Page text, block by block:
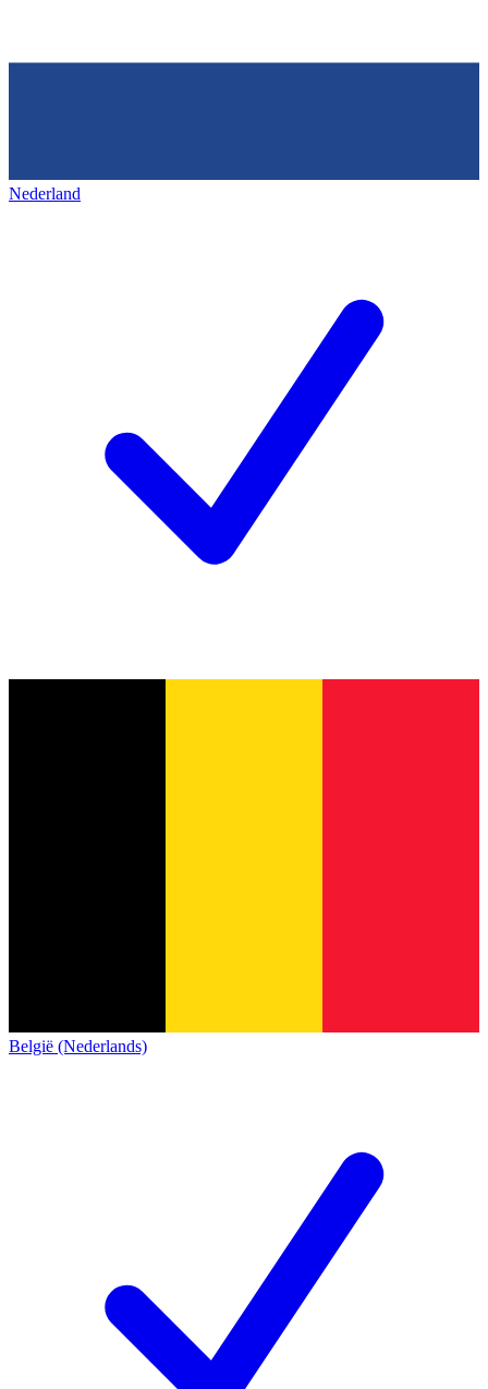
Nederland
België (Nederlands)